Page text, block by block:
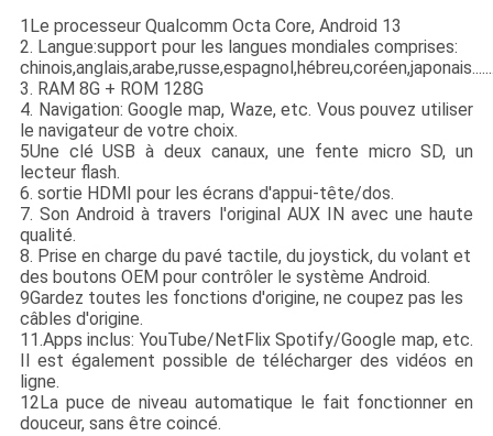
1Le processeur Qualcomm Octa Core, Android 13
2. Langue:support pour les langues mondiales comprises:
3. RAM 8G + ROM 128G
4. Navigation: Google map, Waze, etc. Vous pouvez utiliser
le navigateur de votre choix.
5Une clé USB à deux canaux, une fente micro SD, un
lecteur flash.
6. sortie HDMI pour les écrans d'appui-tête/dos.
7. Son Android à travers l'original AUX IN avec une haute
qualité.
8. Prise en charge du pavé tactile, du joystick, du volant et
des boutons OEM pour contrôler le système Android.
9Gardez toutes les fonctions d'origine, ne coupez pas les
câbles d'origine.
11.Apps inclus: YouTube/NetFlix Spotify/Google map, etc.
Il est également possible de télécharger des vidéos en
ligne.
12La puce de niveau automatique le fait fonctionner en
douceur, sans être coincé.